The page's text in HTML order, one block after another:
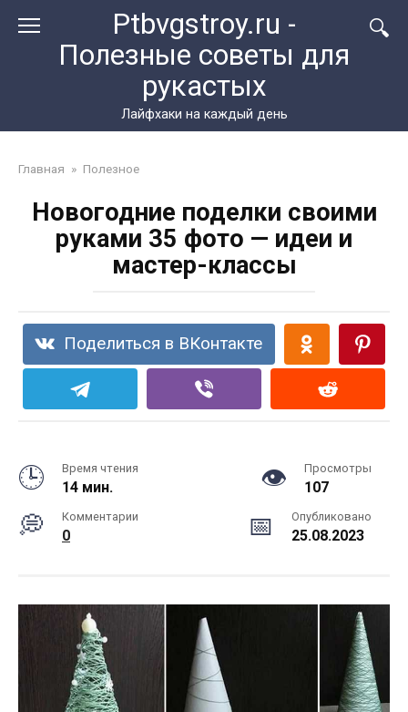
Ptbvgstroy.ru -
Полезные советы для
рукастых
Лайфхаки на каждый день
Главная » Полезное
Новогодние поделки своими
руками 35 фото — идеи и
мастер-классы
Поделиться в ВКонтакте
Время чтения
14 мин.
Просмотры
107
Комментарии
0
Опубликовано
25.08.2023